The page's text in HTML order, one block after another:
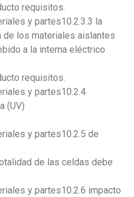
requisitos.
y partes10.2.3.3 la
los materiales aislantes
a la interna eléctrico
requisitos.
y partes10.2.4
(UV)
y partes10.2.5 de
de las celdas debe
y partes10.2.6 impacto